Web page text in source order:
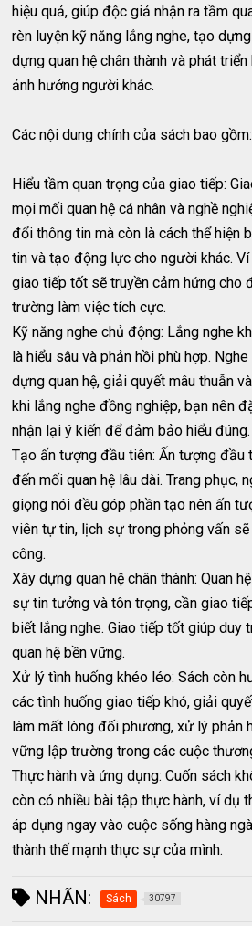
hiệu quả, giúp độc giả nhận ra tầm
rèn luyện kỹ năng lắng nghe, tạo
dựng quan hệ chân thành và phát
ảnh hưởng người khác.
Các nội dung chính của sách bao gồm:
Hiểu tầm quan trọng của giao tiếp:
mọi mối quan hệ cá nhân và nghề
đổi thông tin mà còn là cách thể hiện
tin và tạo động lực cho người khác.
giao tiếp tốt sẽ truyền cảm hứng cho
trường làm việc tích cực.
Kỹ năng nghe chủ động: Lắng nghe
là hiểu sâu và phản hồi phù hợp.
dựng quan hệ, giải quyết mâu thuẫn
khi lắng nghe đồng nghiệp, bạn nên
nhận lại ý kiến để đảm bảo hiểu đúng.
Tạo ấn tượng đầu tiên: Ấn tượng đầu
đến mối quan hệ lâu dài. Trang phục,
giọng nói đều góp phần tạo nên ấn
viên tự tin, lịch sự trong phỏng vấn
công.
Xây dựng quan hệ chân thành: Quan
sự tin tưởng và tôn trọng, cần giao
biết lắng nghe. Giao tiếp tốt giúp duy
quan hệ bền vững.
Xử lý tình huống khéo léo: Sách còn
các tình huống giao tiếp khó, giải
làm mất lòng đối phương, xử lý phản
vững lập trường trong các cuộc
Thực hành và ứng dụng: Cuốn sách
còn có nhiều bài tập thực hành, ví dụ
áp dụng ngay vào cuộc sống hàng
thành thế mạnh thực sự của mình.
NHÃN: Sách 30797